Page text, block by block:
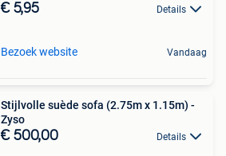
€ 5,95 Details
Bezoek website Vandaag
Stijlvolle suède sofa (2.75m x 1.15m) -
Zyso
€ 500,00 Details